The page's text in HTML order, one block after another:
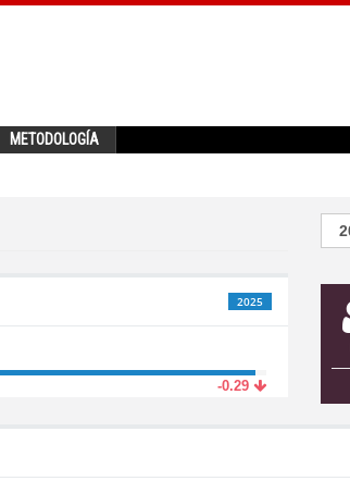
METODOLOGÍA
2025
-0.29